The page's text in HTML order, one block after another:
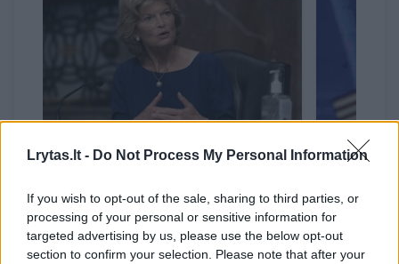
Lrytas.lt - Do Not Process My Personal Information
If you wish to opt-out of the sale, sharing to third parties, or
processing of your personal or sensitive information for
targeted advertising by us, please use the below opt-out
section to confirm your selection. Please note that after your
JAV respublikonė senatorė L.
Murkowski paragino D.
Trumpą pradėti valdžios
perdavimą
J.
savo